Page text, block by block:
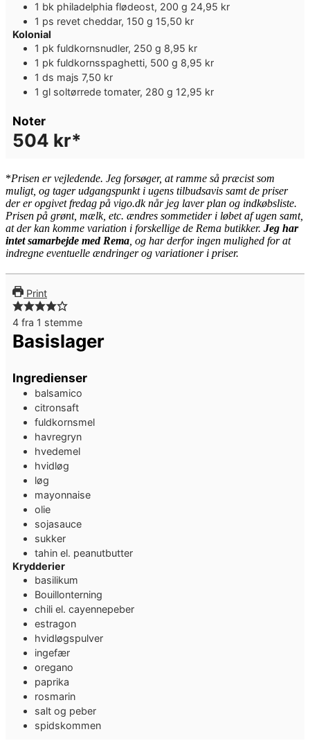
1 bk philadelphia flødeost, 200 g 24,95 kr
1 ps revet cheddar, 150 g 15,50 kr
Kolonial
1 pk fuldkornsnudler, 250 g 8,95 kr
1 pk fuldkornsspaghetti, 500 g 8,95 kr
1 ds majs 7,50 kr
1 gl soltørrede tomater, 280 g 12,95 kr
Noter
504 kr*
*Prisen er vejledende. Jeg forsøger, at ramme så præcist som
muligt, og tager udgangspunkt i ugens tilbudsavis samt de priser
der er opgivet fredag på vigo.dk når jeg laver plan og indkøbsliste.
Prisen på grønt, mælk, etc. ændres sommetider i løbet af ugen samt,
at der kan komme variation i forskellige de Rema butikker. Jeg har
intet samarbejde med Rema , og har derfor ingen mulighed for at
indregne eventuelle ændringer og variationer i priser.
Print
4 fra 1 stemme
Basislager
Ingredienser
balsamico
citronsaft
fuldkornsmel
havregryn
hvedemel
hvidløg
løg
mayonnaise
olie
sojasauce
sukker
tahin el. peanutbutter
Krydderier
basilikum
Bouillonterning
chili el. cayennepeber
estragon
hvidløgspulver
ingefær
oregano
paprika
rosmarin
salt og peber
spidskommen